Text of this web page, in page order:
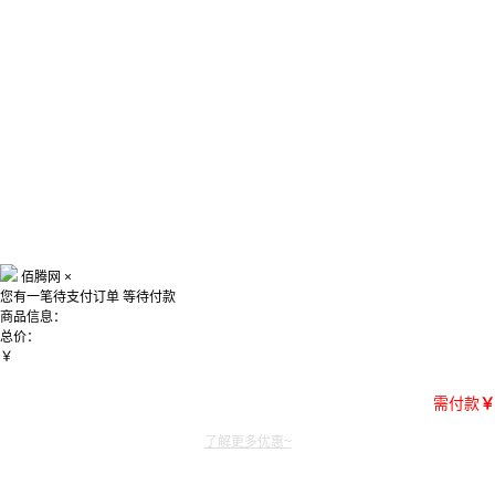
佰腾网 ×
您有一笔待支付订单 等待付款
商品信息：
总价：
￥
需付款￥
了解更多优惠~